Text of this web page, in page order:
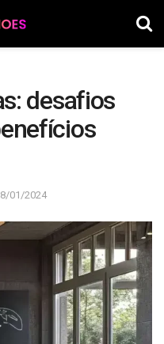
desafios
01/2024